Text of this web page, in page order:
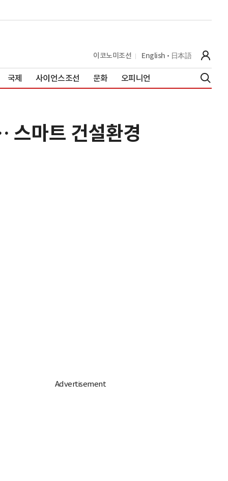
이코노미조선 English 日本語
국제 사이언스조선 문화 오피니언
스마트 건설환경